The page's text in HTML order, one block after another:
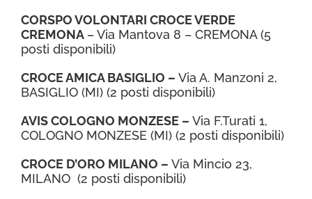
CORSPO VOLONTARI CROCE VERDE
CREMONA – Via Mantova 8 – CREMONA (5
posti disponibili)
CROCE AMICA BASIGLIO – Via A. Manzoni 2,
BASIGLIO (MI) (2 posti disponibili)
AVIS COLOGNO MONZESE – Via F.Turati 1,
COLOGNO MONZESE (MI) (2 posti disponibili)
CROCE D’ORO MILANO – Via Mincio 23,
MILANO (2 posti disponibili)